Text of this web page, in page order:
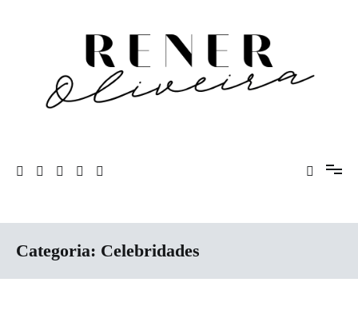
Categoria: Celebridades